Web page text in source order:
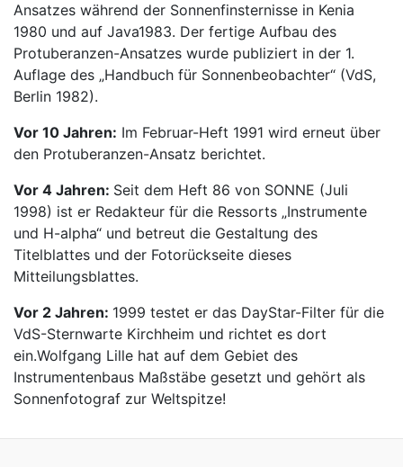
Ansatzes während der Sonnenfinsternisse in Kenia
1980 und auf Java1983. Der fertige Aufbau des
Protuberanzen-Ansatzes wurde publiziert in der 1.
Auflage des „Handbuch für Sonnenbeobachter“ (VdS,
Berlin 1982).
Vor 10 Jahren: Im Februar-Heft 1991 wird erneut über
den Protuberanzen-Ansatz berichtet.
Vor 4 Jahren: Seit dem Heft 86 von SONNE (Juli
1998) ist er Redakteur für die Ressorts „Instrumente
und H-alpha“ und betreut die Gestaltung des
Titelblattes und der Fotorückseite dieses
Mitteilungsblattes.
Vor 2 Jahren: 1999 testet er das DayStar-Filter für die
VdS-Sternwarte Kirchheim und richtet es dort
ein.Wolfgang Lille hat auf dem Gebiet des
Instrumentenbaus Maßstäbe gesetzt und gehört als
Sonnenfotograf zur Weltspitze!